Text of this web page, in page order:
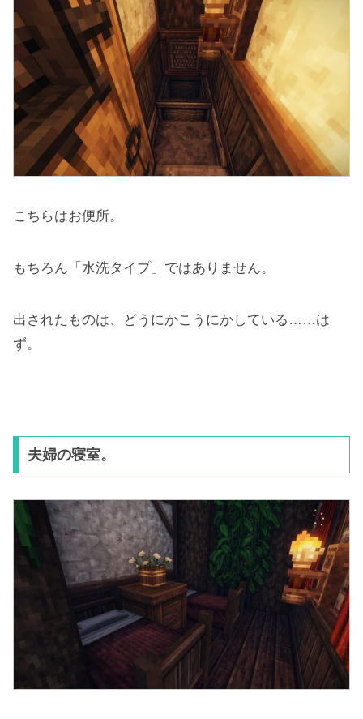
こちらはお便所。
もちろん「水洗タイプ」ではありません。
出されたものは、どうにかこうにかしている……は
ず。
夫婦の寝室。